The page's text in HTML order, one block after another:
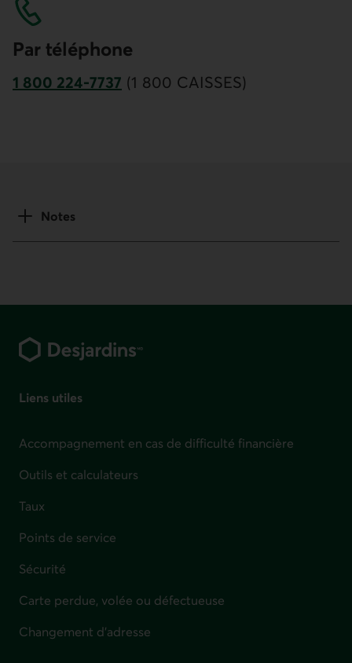
Par télé­phone
1 800 224-7737 (1 800 CAISSES)
Notes
Liens utiles
Accompagnement en cas de difficulté financière
Outils et calculateurs
Taux
Points de service
Sécurité
Carte perdue, volée ou défectueuse
Changement d'adresse